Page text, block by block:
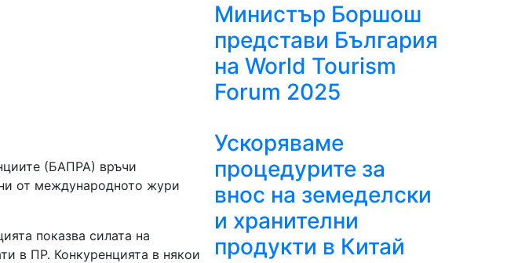
(БАПРА) връчи
от международното жури
показва силата на
в ПР. Конкуренцията в някои
Министър Боршош
представи България
на World Tourism
Forum 2025
Ускоряваме
процедурите за
внос на земеделски
и хранителни
продукти в Китай